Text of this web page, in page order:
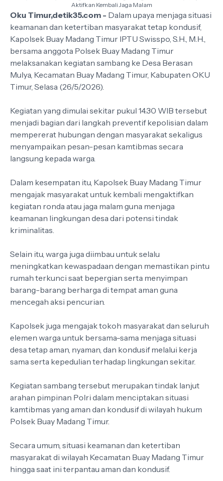
Aktifkan Kembali Jaga Malam
Oku Timur,detik35.com - Dalam upaya menjaga situasi
keamanan dan ketertiban masyarakat tetap kondusif,
Kapolsek Buay Madang Timur IPTU Swisspo, S.H., M.H.,
bersama anggota Polsek Buay Madang Timur
melaksanakan kegiatan sambang ke Desa Berasan
Mulya, Kecamatan Buay Madang Timur, Kabupaten OKU
Timur, Selasa (26/5/2026).
Kegiatan yang dimulai sekitar pukul 14.30 WIB tersebut
menjadi bagian dari langkah preventif kepolisian dalam
mempererat hubungan dengan masyarakat sekaligus
menyampaikan pesan-pesan kamtibmas secara
langsung kepada warga.
Dalam kesempatan itu, Kapolsek Buay Madang Timur
mengajak masyarakat untuk kembali mengaktifkan
kegiatan ronda atau jaga malam guna menjaga
keamanan lingkungan desa dari potensi tindak
kriminalitas.
Selain itu, warga juga diimbau untuk selalu
meningkatkan kewaspadaan dengan memastikan pintu
rumah terkunci saat bepergian serta menyimpan
barang-barang berharga di tempat aman guna
mencegah aksi pencurian.
Kapolsek juga mengajak tokoh masyarakat dan seluruh
elemen warga untuk bersama-sama menjaga situasi
desa tetap aman, nyaman, dan kondusif melalui kerja
sama serta kepedulian terhadap lingkungan sekitar.
Kegiatan sambang tersebut merupakan tindak lanjut
arahan pimpinan Polri dalam menciptakan situasi
kamtibmas yang aman dan kondusif di wilayah hukum
Polsek Buay Madang Timur.
Secara umum, situasi keamanan dan ketertiban
masyarakat di wilayah Kecamatan Buay Madang Timur
hingga saat ini terpantau aman dan kondusif.